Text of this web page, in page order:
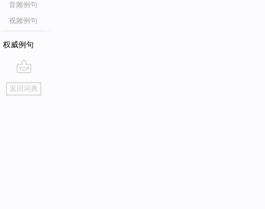
音频例句
视频例句
权威例句
go
top
返回词典